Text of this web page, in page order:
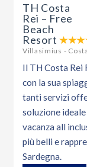
TH Costa
Rei – Free
Beach
Resort
Villasimius -
Il TH Costa Rei
con la sua
tanti servizi
soluzione
vacanza all
più belli e
Sardegna.